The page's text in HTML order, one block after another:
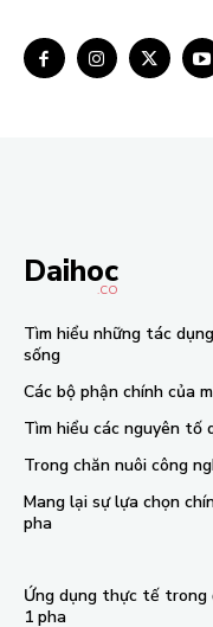
Daihoc
.CO
Tìm hiểu những tác
sống
Các bộ phận chính của
Tìm hiểu các nguyên
Trong chăn nuôi công
Mang lại sự lựa chọn
pha
Ứng dụng thực tế trong
1 pha